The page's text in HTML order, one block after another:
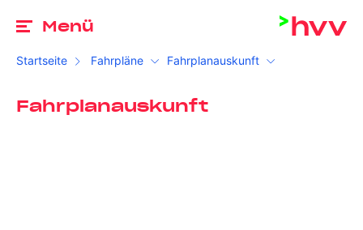
Menü
Startseite Fahrpläne Fahrplanauskunft
Fahrplanauskunft